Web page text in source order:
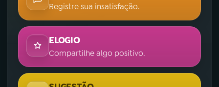
Registre sua insatisfação.
ELOGIO
Compartilhe algo positivo.